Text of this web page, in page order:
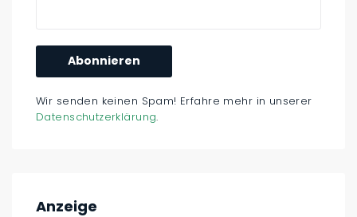
Wir senden keinen Spam! Erfahre mehr in unserer
Datenschutzerklärung.
Anzeige